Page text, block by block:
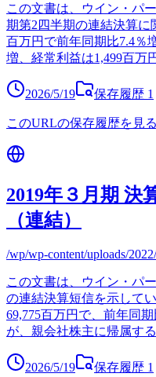
この文書は、ウイン・パ
期第2四半期の連結決算に
百万円で前年同期比7.4％
増、経常利益は1,499百万
2026/5/19 保存履歴 1
このURLの保存履歴を見る
2019年３月期 決
（連結）
/wp/wp-content/uploads/
この文書は、ウイン・パ
の連結決算短信を示して
69,775百万円で、前年同
が、親会社株主に帰属す
2026/5/19 保存履歴 1